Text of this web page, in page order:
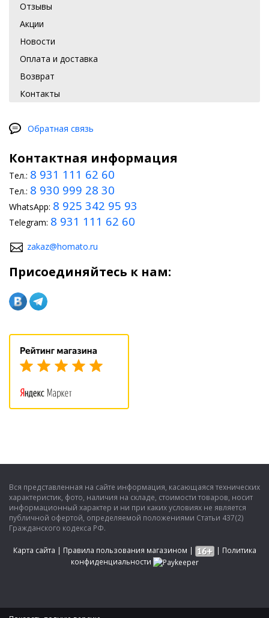
спойлера, улучшающего аэродинамические
характеристики машины.
Есть возможность нанести аэрографию и фотопечать для
улучшения экстерьера, а также провести тюнинг салона для
приятного нахождения внутри авто водителя и его пассажиров.
Что можно сделать своими руками?
собственноручно. Для этого необходимо воспользоваться
тюнинг-пакетами, а также уникальными аксессуарами, которые
салона.
При модернизации авто важно применять не только
технические, но и творческие навыки. Оригинальный тюнинг
сделает автомобиль индивидуальным, покажет хороший вкус
его владельца, а также выделит его из большого потока машин
на дороге.
Отзывы
Акции
Новости
Оплата и доставка
Возврат
Контакты
Обратная связь
Контактная информация
Тел.: 8 931 111 62 60
Тел.: 8 930 999 28 30
WhatsApp: 8 925 342 95 93
Telegram: 8 931 111 62 60
zakaz@homato.ru
Присоединяйтесь к нам:
Вся представленная на сайте информация, касающаяся технических
характеристик, фото, наличия на складе, стоимости товаров, носит
информационный характер и ни при каких условиях не является
публичной офертой, определяемой положениями Статьи 437(2)
Гражданского кодекса РФ.
Карта сайта | Правила пользования магазином | | Политика
конфиденциальности